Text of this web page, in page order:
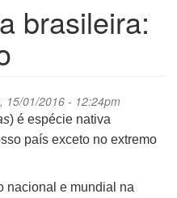
brasileira:
15/01/2016 - 12:24pm
) é espécie nativa
país exceto no extremo
nacional e mundial na